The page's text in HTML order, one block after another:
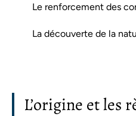
Le renforcement des
La découverte de la
L’origine et les